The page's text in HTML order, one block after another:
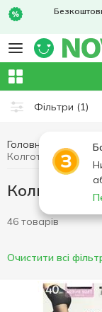
Фільтри (1)
Головна Одяг
Колготки,
46 товарів
Очистити всі